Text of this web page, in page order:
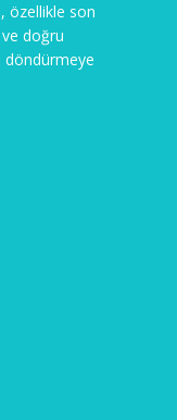
özellikle son
ve doğru
döndürmeye